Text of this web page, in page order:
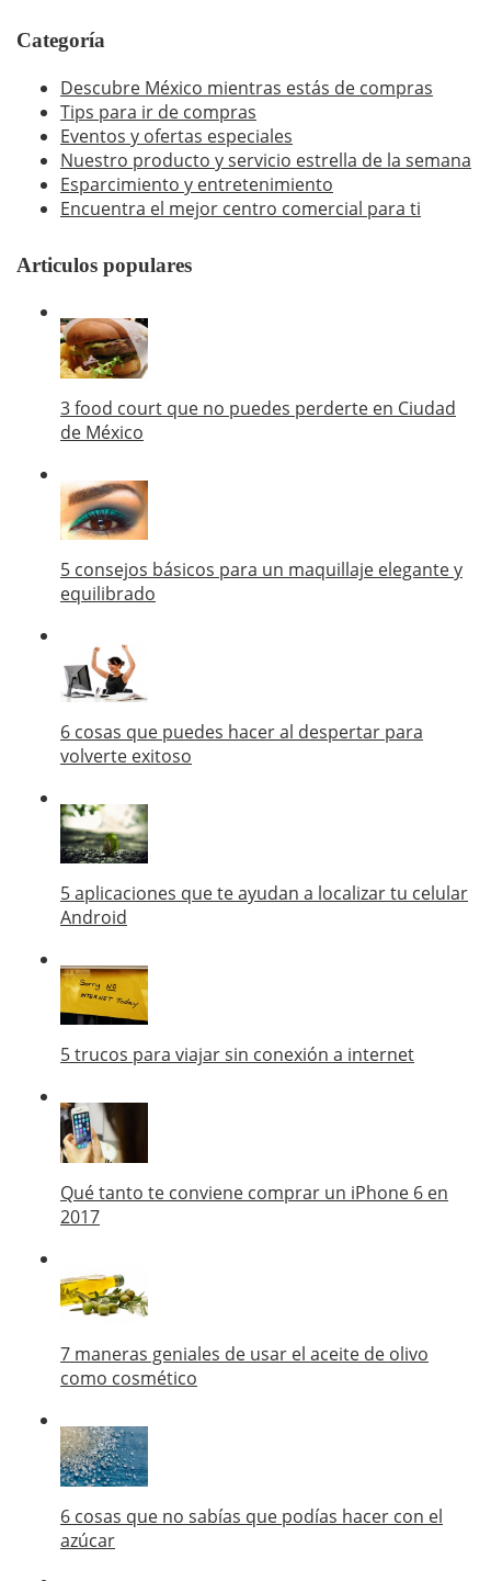
Categoría
Descubre México mientras estás de compras
Tips para ir de compras
Eventos y ofertas especiales
Nuestro producto y servicio estrella de la semana
Esparcimiento y entretenimiento
Encuentra el mejor centro comercial para ti
Articulos populares
3 food court que no puedes perderte en Ciudad
de México
5 consejos básicos para un maquillaje elegante y
equilibrado
6 cosas que puedes hacer al despertar para
volverte exitoso
5 aplicaciones que te ayudan a localizar tu celular
Android
5 trucos para viajar sin conexión a internet
Qué tanto te conviene comprar un iPhone 6 en
2017
7 maneras geniales de usar el aceite de olivo
como cosmético
6 cosas que no sabías que podías hacer con el
azúcar